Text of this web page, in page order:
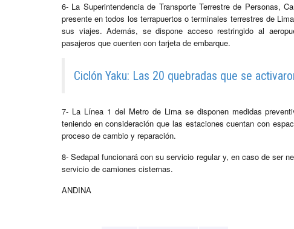
6- La Superintendencia de Transporte Terrestre de Personas,
presente en todos los terrapuertos o terminales terrestres de
sus viajes. Además, se dispone acceso restringido al
pasajeros que cuenten con tarjeta de embarque.
Ciclón Yaku: Las 20 quebradas que se
7- La Línea 1 del Metro de Lima se disponen medidas
teniendo en consideración que las estaciones cuentan con
proceso de cambio y reparación.
8- Sedapal funcionará con su servicio regular y, en caso de ser
servicio de camiones cisternas.
ANDINA